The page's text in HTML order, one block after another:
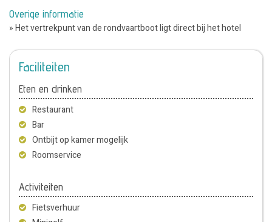
Overige informatie
» Het vertrekpunt van de rondvaartboot ligt direct bij het hotel
Faciliteiten
Eten en drinken
Restaurant
Bar
Ontbijt op kamer mogelijk
Roomservice
Activiteiten
Fietsverhuur